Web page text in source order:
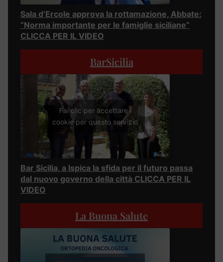
Sala d’Ercole approva la rottamazione, Abbate:
“Norma importante per le famiglie siciliane”
CLICCA PER IL VIDEO
BarSicilia
Fai clic per accettare i
cookie per questo servizio
Bar Sicilia, a Ispica la sfida per il futuro passa
dal nuovo governo della città CLICCA PER IL
VIDEO
La Buona Salute